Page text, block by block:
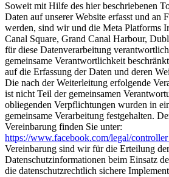
Soweit mit Hilfe des hier beschriebenen
Daten auf unserer Website erfasst und an
werden, sind wir und die Meta Platforms
Canal Square, Grand Canal Harbour,
für diese Datenverarbeitung
gemeinsame Verantwortlichkeit
auf die Erfassung der Daten und deren
Die nach der Weiterleitung erfolgende
ist nicht Teil der gemeinsamen
obliegenden Verpflichtungen wurden in
gemeinsame Verarbeitung festgehalten.
Vereinbarung finden Sie unter:
https://www.facebook.com/legal/
Vereinbarung sind wir für die Erteilung der
Datenschutzinformationen beim Einsatz
die datenschutzrechtlich sichere